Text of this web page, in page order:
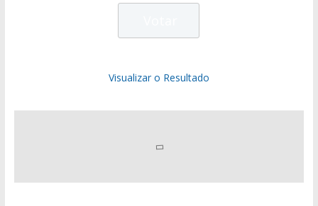
Visualizar o Resultado